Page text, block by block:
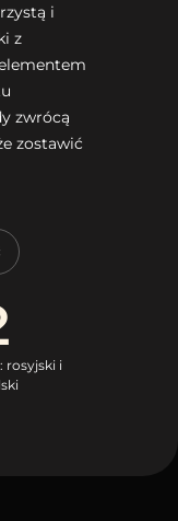
i
z
zwrócą
zostawić
rosyjski i